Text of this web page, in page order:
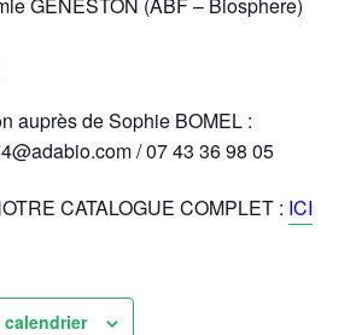
GENESTON (ABF – Biosphere)
auprès de Sophie BOMEL :
/ 07 43 36 98 05
CATALOGUE COMPLET : ICI